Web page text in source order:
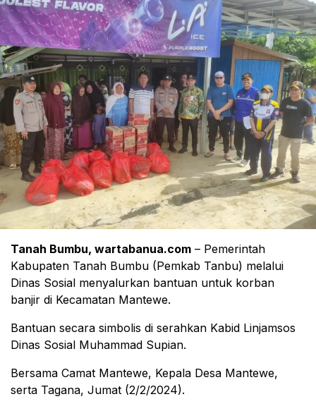
Tanah Bumbu, wartabanua.com – Pemerintah
Kabupaten Tanah Bumbu (Pemkab Tanbu) melalui
Dinas Sosial menyalurkan bantuan untuk korban
banjir di Kecamatan Mantewe.
Bantuan secara simbolis di serahkan Kabid Linjamsos
Dinas Sosial Muhammad Supian.
Bersama Camat Mantewe, Kepala Desa Mantewe,
serta Tagana, Jumat (2/2/2024).